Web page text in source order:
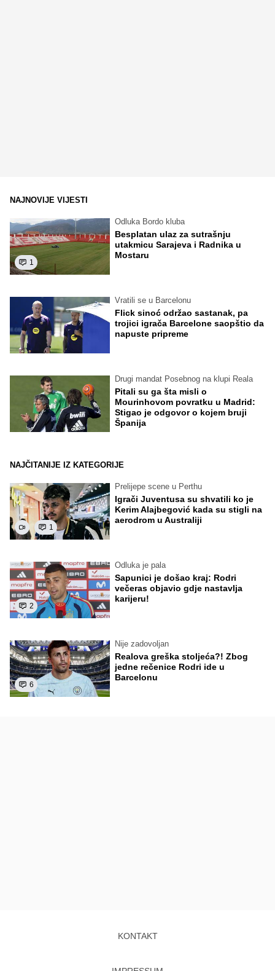
NAJNOVIJE VIJESTI
1
Odluka Bordo kluba
Besplatan ulaz za sutrašnju
utakmicu Sarajeva i Radnika u
Mostaru
Vratili se u Barcelonu
Flick sinoć održao sastanak, pa
trojici igrača Barcelone saopštio da
napuste pripreme
Drugi mandat Posebnog na klupi Reala
Pitali su ga šta misli o
Mourinhovom povratku u Madrid:
Stigao je odgovor o kojem bruji
Španija
NAJČITANIJE IZ KATEGORIJE
1
Prelijepe scene u Perthu
Igrači Juventusa su shvatili ko je
Kerim Alajbegović kada su stigli na
aerodrom u Australiji
2
Odluka je pala
Sapunici je došao kraj: Rodri
večeras objavio gdje nastavlja
karijeru!
6
Nije zadovoljan
Realova greška stoljeća?! Zbog
jedne rečenice Rodri ide u
Barcelonu
KONTAKT